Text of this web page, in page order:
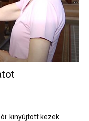
kinyújtott kezek